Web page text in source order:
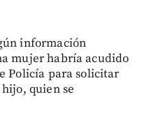
información
mujer habría acudido
Policía para solicitar
quien se